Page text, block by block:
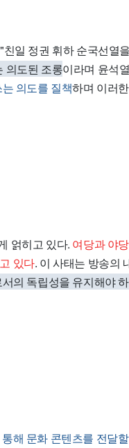
일 정권 휘하 순국선열
의도된 조롱이라며 윤석
의도를 질책하며 이러
얽히고 있다. 여당과 야
있다. 이 사태는 방송의
의 독립성을 유지해야
해 문화 콘텐츠를 전달